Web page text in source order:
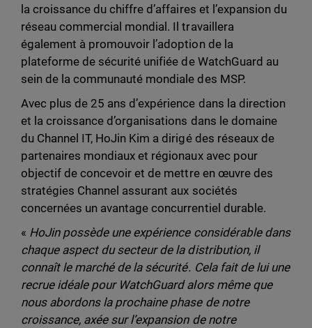
la croissance du chiffre d’affaires et l’expansion du
réseau commercial mondial. Il travaillera
également à promouvoir l’adoption de la
plateforme de sécurité unifiée de WatchGuard au
sein de la communauté mondiale des MSP.
Avec plus de 25 ans d’expérience dans la direction
et la croissance d’organisations dans le domaine
du Channel IT, HoJin Kim a dirigé des réseaux de
partenaires mondiaux et régionaux avec pour
objectif de concevoir et de mettre en œuvre des
stratégies Channel assurant aux sociétés
concernées un avantage concurrentiel durable.
« HoJin possède une expérience considérable dans
chaque aspect du secteur de la distribution, il
connaît le marché de la sécurité. Cela fait de lui une
recrue idéale pour WatchGuard alors même que
nous abordons la prochaine phase de notre
croissance, axée sur l’expansion de notre